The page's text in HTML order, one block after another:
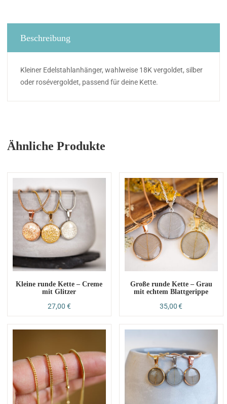
Beschreibung
Kleiner Edelstahlanhänger, wahlweise 18K vergoldet, silber
oder rosévergoldet, passend für deine Kette.
Ähnliche Produkte
Kleine runde Kette – Creme
mit Glitzer
27,00 €
Große runde Kette – Grau
mit echtem Blattgerippe
35,00€